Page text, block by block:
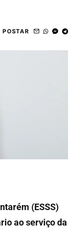
POSTAR
(ESSS)
ao serviço da